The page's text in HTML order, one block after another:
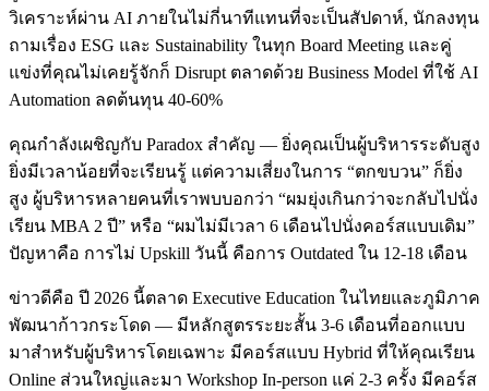
วิเคราะห์ผ่าน AI ภายในไม่กี่นาทีแทนที่จะเป็นสัปดาห์, นักลงทุน
ถามเรื่อง ESG และ Sustainability ในทุก Board Meeting และคู่
แข่งที่คุณไม่เคยรู้จักก็ Disrupt ตลาดด้วย Business Model ที่ใช้ AI
Automation ลดต้นทุน 40-60%
คุณกำลังเผชิญกับ Paradox สำคัญ — ยิ่งคุณเป็นผู้บริหารระดับสูง
ยิ่งมีเวลาน้อยที่จะเรียนรู้ แต่ความเสี่ยงในการ “ตกขบวน” ก็ยิ่ง
สูง ผู้บริหารหลายคนที่เราพบบอกว่า “ผมยุ่งเกินกว่าจะกลับไปนั่ง
เรียน MBA 2 ปี” หรือ “ผมไม่มีเวลา 6 เดือนไปนั่งคอร์สแบบเดิม”
ปัญหาคือ การไม่ Upskill วันนี้ คือการ Outdated ใน 12-18 เดือน
ข่าวดีคือ ปี 2026 นี้ตลาด Executive Education ในไทยและภูมิภาค
พัฒนาก้าวกระโดด — มีหลักสูตรระยะสั้น 3-6 เดือนที่ออกแบบ
มาสำหรับผู้บริหารโดยเฉพาะ มีคอร์สแบบ Hybrid ที่ให้คุณเรียน
Online ส่วนใหญ่และมา Workshop In-person แค่ 2-3 ครั้ง มีคอร์ส